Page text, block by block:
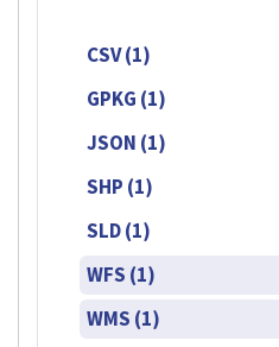
CSV (1)
GPKG (1)
JSON (1)
SHP (1)
SLD (1)
WFS (1)
WMS (1)